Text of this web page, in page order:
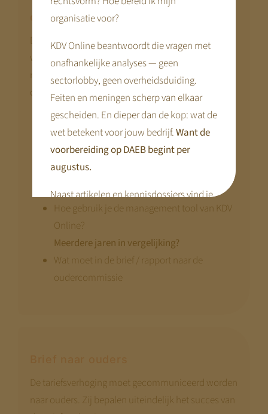
oudercommissie
De uitgerekende prijsstijging moet verantwoord
worden naar de oudercommissie. Jeroen neemt je
mee welke onderdelen op te nemen naar de
oudercommissie.
Inclusief pdf’s met voorbeeldteksten
(invoering DAEB, rol oudercommissie, relatie
KOT tarief en bruto uurprijs kinderopvang)
Ayit kostenbegroting voor 2026
Kostenbegroting “jouw onderneming”
Hoe gebruik je de management tool van KDV
Online?
Meerdere jaren in vergelijking?
Wat moet in de brief / rapport naar de
oudercommissie
De tariefsverhoging moet gecommuniceerd worden
naar ouders. Zij bepalen uiteindelijk het succes van
organisatie voor?
KDV Online beantwoordt die vragen met
onafhankelijke analyses — geen
sectorlobby, geen overheidsduiding.
Feiten en meningen scherp van elkaar
gescheiden. En dieper dan de kop: wat de
wet betekent voor jouw bedrijf.Want de
voorbereiding op DAEB begint per
augustus.
Naast artikelen en kennisdossiers vind je
hier praktische tools en webinars die je
voorbereiding concreet maken.
Disclaimer:
We bouwen terwijl je meekijkt. Niet alle